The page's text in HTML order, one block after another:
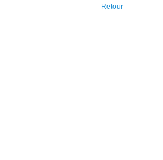
Retour